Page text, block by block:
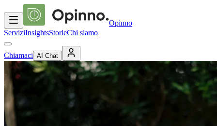
Opinno
ServiziInsightsStorieChi siamo
Chiamaci AI Chat